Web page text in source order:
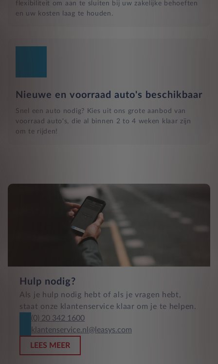
flexibiliteit om aan te sluiten bij uw zakelijke behoeften
en uw kosten laag te houden.
Nieuwe en voorraad auto's beschikbaar
Snel een auto nodig? Kies uit ons grote aanbod van
voorraad auto's, die al binnen 2 to 4 weken klaar zijn
om te rijden!
Hulp nodig?
Als je hulp nodig hebt of als je vragen hebt,
staat onze klantenservice klaar om je te helpen.
(0) 20 342 1600
klantenservice.nl@leasys.com
LEES MEER